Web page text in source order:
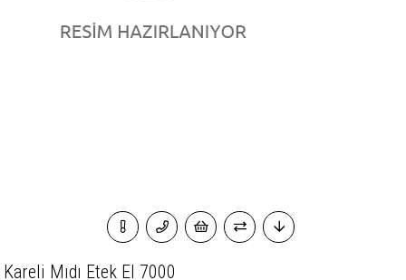
Kareli Mıdı Etek El 7000